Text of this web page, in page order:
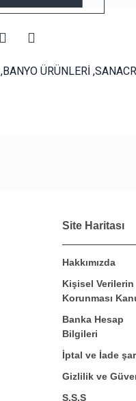
ÜRÜNLERİ
Site Haritası
Hakkımızda
Kişisel Verilerin
Korunması
Banka Hesap
Bilgileri
İptal ve İade
Gizlilik ve
S.S.S